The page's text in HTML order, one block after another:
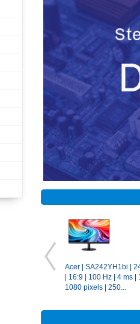
Acer | SA242YH1bi |
| 16:9 | 100 Hz | 4 ms |
1080 pixels | 250...